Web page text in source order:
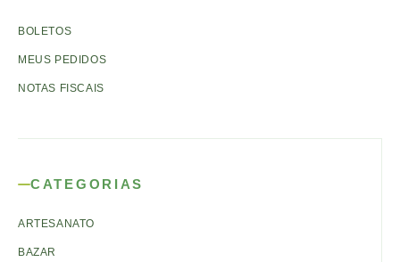
BOLETOS
MEUS PEDIDOS
NOTAS FISCAIS
CATEGORIAS
ARTESANATO
BAZAR